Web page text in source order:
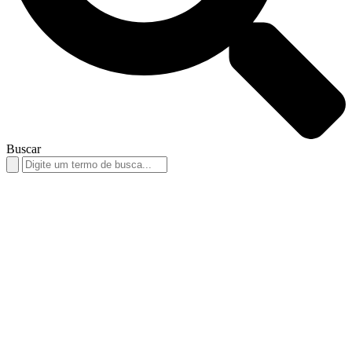
Buscar
Search
for: